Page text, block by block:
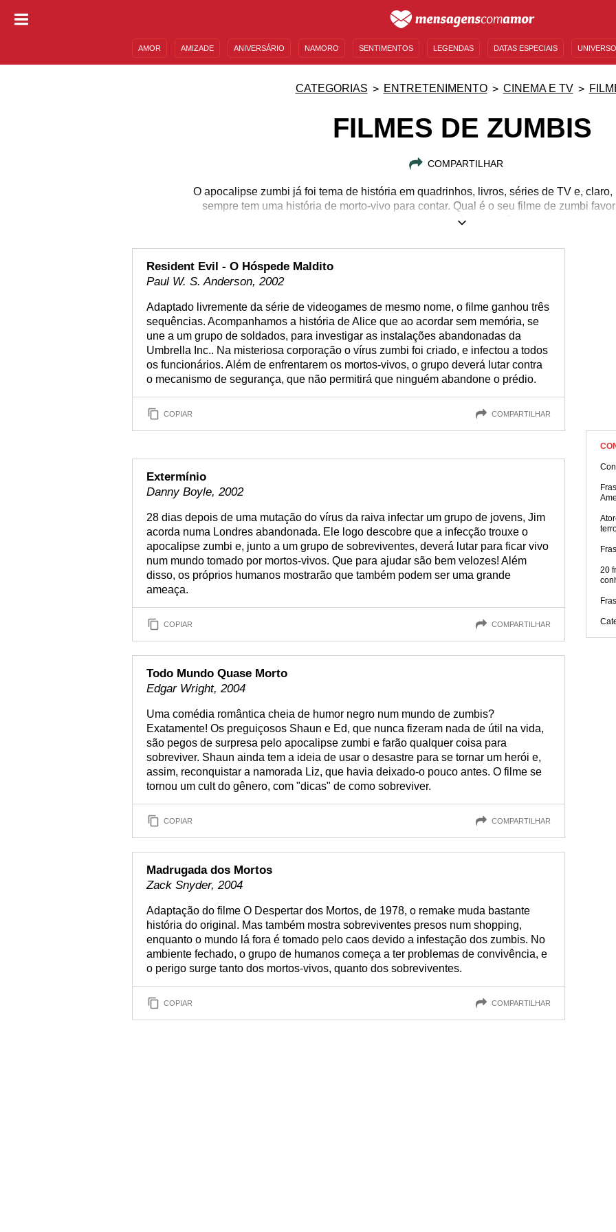
AMOR AMIZADE ANIVERSÁRIO NAMORO SENTIMENTOS LEGENDAS DATAS ESPECIAIS
CATEGORIAS ENTRETENIMENTO CINEMA E TV
FILMES DE ZUMBIS
COMPARTILHAR
O apocalipse zumbi já foi tema de história em quadrinhos, livros, séries de TV e,
sempre tem uma história de morto-vivo para contar. Qual é o seu filme de zumbi
prepare a pipoca (se você tiver estômago pra isso).
Resident Evil - O Hóspede Maldito
Paul W. S. Anderson, 2002
Adaptado livremente da série de videogames de mesmo nome, o filme ganhou três
sequências. Acompanhamos a história de Alice que ao acordar sem memória, se
une a um grupo de soldados, para investigar as instalações abandonadas da
Umbrella Inc.. Na misteriosa corporação o vírus zumbi foi criado, e infectou a todos
os funcionários. Além de enfrentarem os mortos-vivos, o grupo deverá lutar contra
o mecanismo de segurança, que não permitirá que ninguém abandone o prédio.
COPIAR COMPARTILHAR
Extermínio
Danny Boyle, 2002
28 dias depois de uma mutação do vírus da raiva infectar um grupo de jovens, Jim
acorda numa Londres abandonada. Ele logo descobre que a infecção trouxe o
apocalipse zumbi e, junto a um grupo de sobreviventes, deverá lutar para ficar vivo
num mundo tomado por mortos-vivos. Que para ajudar são bem velozes! Além
disso, os próprios humanos mostrarão que também podem ser uma grande
ameaça.
COPIAR COMPARTILHAR
Todo Mundo Quase Morto
Edgar Wright, 2004
Uma comédia romântica cheia de humor negro num mundo de zumbis?
Exatamente! Os preguiçosos Shaun e Ed, que nunca fizeram nada de útil na vida,
são pegos de surpresa pelo apocalipse zumbi e farão qualquer coisa para
sobreviver. Shaun ainda tem a ideia de usar o desastre para se tornar um herói e,
assim, reconquistar a namorada Liz, que havia deixado-o pouco antes. O filme se
tornou um cult do gênero, com "dicas" de como sobreviver.
COPIAR COMPARTILHAR
Madrugada dos Mortos
Zack Snyder, 2004
Adaptação do filme O Despertar dos Mortos, de 1978, o remake muda bastante
história do original. Mas também mostra sobreviventes presos num shopping,
enquanto o mundo lá fora é tomado pelo caos devido a infestação dos zumbis. No
ambiente fechado, o grupo de humanos começa a ter problemas de convivência, e
o perigo surge tanto dos mortos-vivos, quanto dos sobreviventes.
COPIAR COMPARTILHAR
20